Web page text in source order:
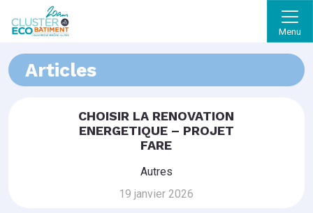
Menu
Articles
CHOISIR LA RENOVATION
ENERGETIQUE – PROJET
FARE
Autres
19 janvier 2026